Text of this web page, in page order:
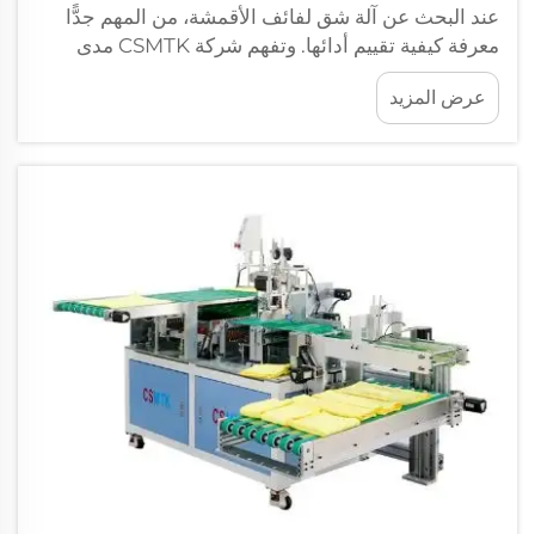
عند البحث عن آلة شق لفائف الأقمشة، من المهم جدًّا
معرفة كيفية تقييم أدائها. وتفهم شركة CSMTK مدى
حيوية هذه الآلات بالنسبة للشركات التي تتعامل مع
الأقمشة. فآلة الشق الجيدة توفر الوقت، وتقلل الهدر،
وتحسّن جودة المنتج النهائي...
عرض المزيد